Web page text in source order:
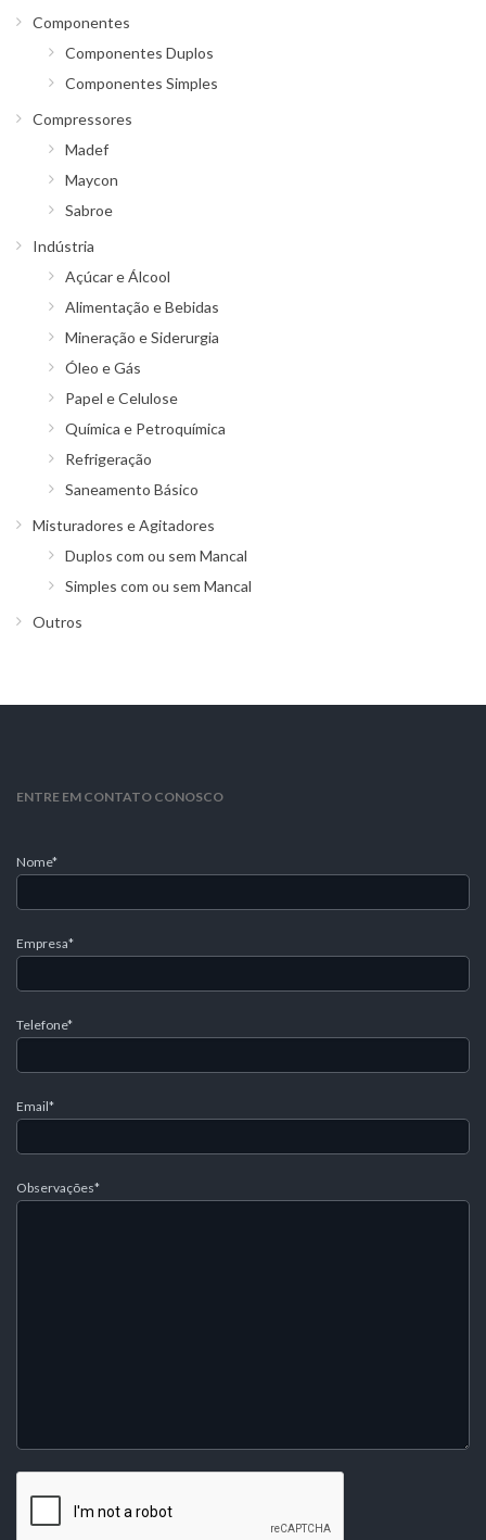
Componentes
Componentes Duplos
Componentes Simples
Compressores
Madef
Maycon
Sabroe
Indústria
Açúcar e Álcool
Alimentação e Bebidas
Mineração e Siderurgia
Óleo e Gás
Papel e Celulose
Química e Petroquímica
Refrigeração
Saneamento Básico
Misturadores e Agitadores
Duplos com ou sem Mancal
Simples com ou sem Mancal
Outros
ENTRE EM CONTATO CONOSCO
Nome*
Empresa*
Telefone*
Email*
Observações*